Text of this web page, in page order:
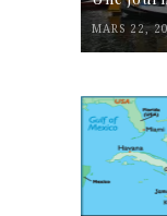
MARS 22,